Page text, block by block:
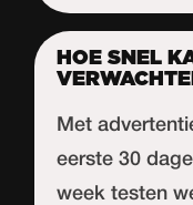
HOE SNEL
Met
eerste 30
week testen